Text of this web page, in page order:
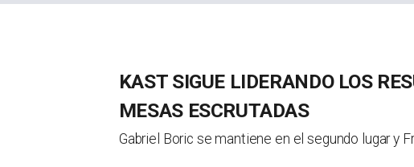
KAST SIGUE LIDERANDO LOS
MESAS ESCRUTADAS
Gabriel Boric se mantiene en el segundo lugar y